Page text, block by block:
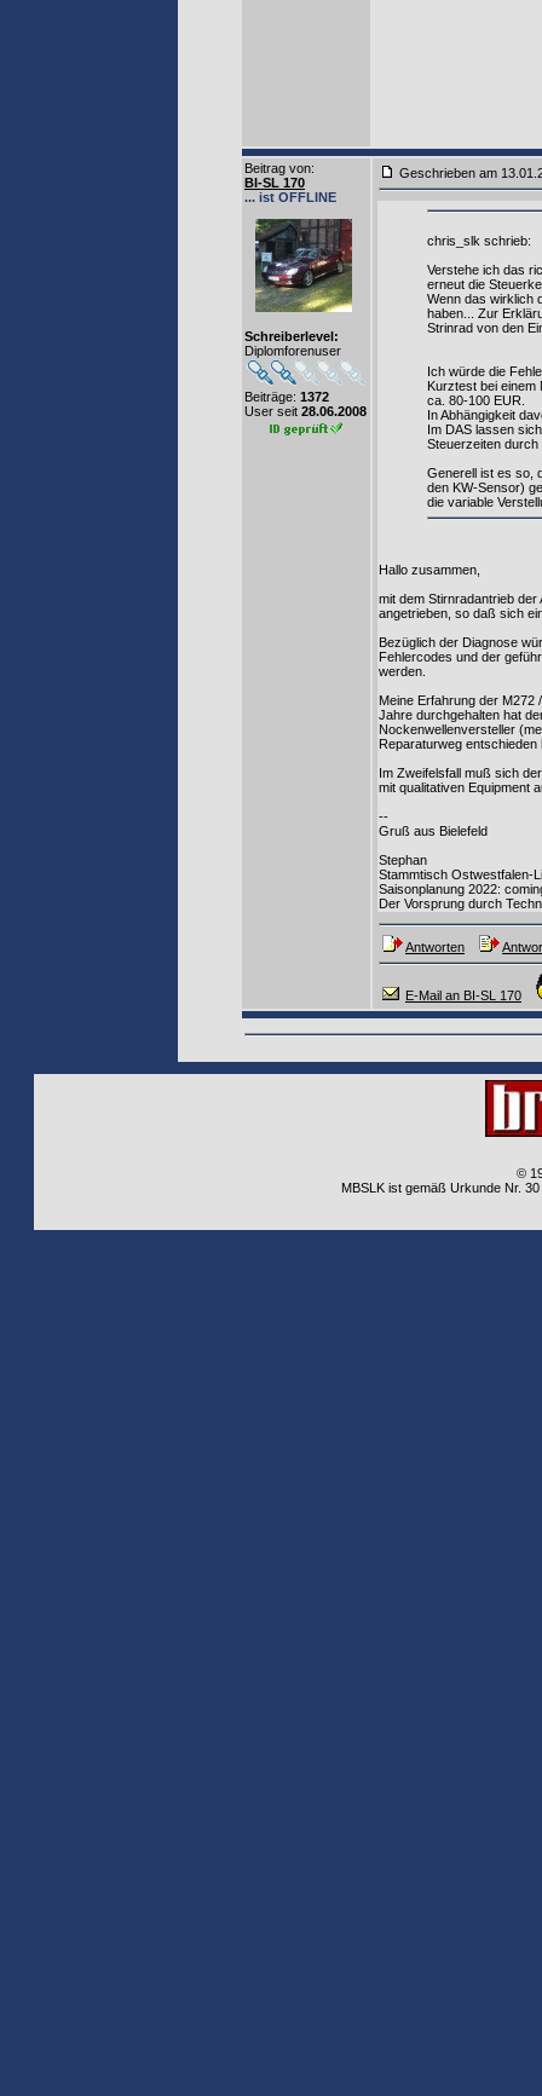
Beitrag von:
BI-SL 170
... ist OFFLINE
Schreiberlevel:
Diplomforenuser
Beiträge: 1372
User seit 28.06.2008
Geschrieben am
chris_slk schrieb:
Verstehe ich das
erneut die
Wenn das wirklich
haben... Zur
Strinrad von den
Ich würde die
Kurztest bei
ca. 80-100 EUR.
In Abhängigkeit
Im DAS lassen
Steuerzeiten durch
Generell ist es so,
den KW-Sensor)
die variable
Hallo zusammen,
mit dem Stirnradantrieb
angetrieben, so daß sich
Bezüglich der Diagnose
Fehlercodes und der
werden.
Meine Erfahrung der M272
Jahre durchgehalten hat
Nockenwellenversteller
Reparaturweg
Im Zweifelsfall muß sich
mit qualitativen Equipment
--
Gruß aus Bielefeld
Stephan
Stammtisch Ostwestfalen-
Saisonplanung 2022:
Der Vorsprung durch
Antworten
E-Mail an BI-SL 170
©
MBSLK ist gemäß Urkunde Nr.